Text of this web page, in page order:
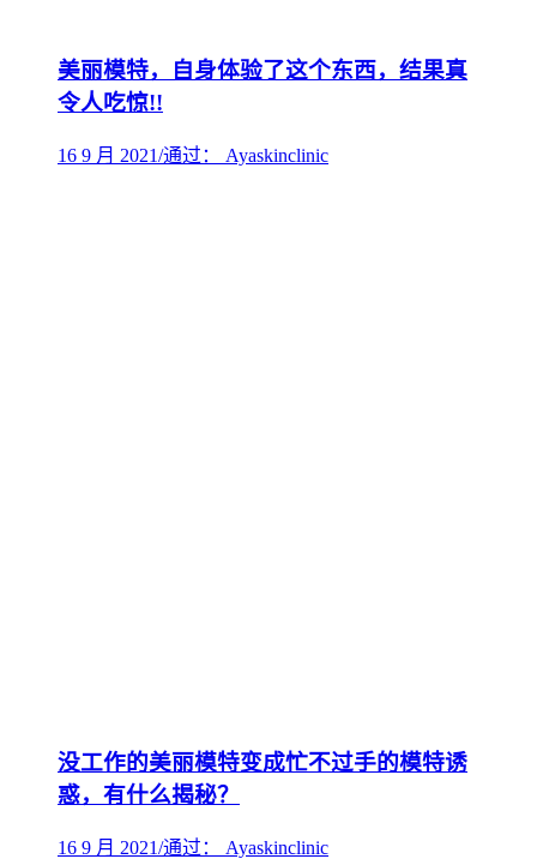
美丽模特，自身体验了这个东西，结果真
令人吃惊!!
16 9 月 2021/通过： Ayaskinclinic
没工作的美丽模特变成忙不过手的模特诱
惑，有什么揭秘？
16 9 月 2021/通过： Ayaskinclinic